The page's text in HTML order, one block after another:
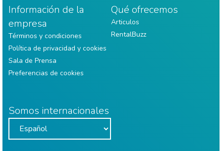
Información de la
empresa
Términos y condiciones
Política de privacidad y cookies
Sala de Prensa
Preferencias de cookies
Qué ofrecemos
Articulos
RentalBuzz
Somos internacionales